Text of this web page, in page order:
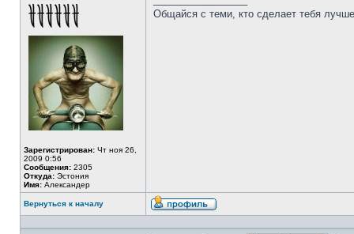
Зарегистрирован: Чт ноя 26,
2009 0:56
Сообщения: 2305
Откуда: Эстония
Имя: Александер
Общайся с теми, кто сделает тебя
Вернуться к началу